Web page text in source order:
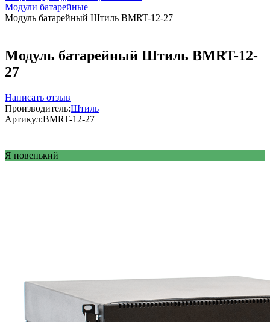
Модули батарейные
Модуль батарейный Штиль BMRT-12-27
Модуль батарейный Штиль BMRT-12-
27
Написать отзыв
Производитель:Штиль
Артикул:BMRT-12-27
Я новенький